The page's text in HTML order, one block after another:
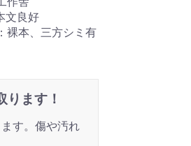
文良好
本、三方シミ有
ます！
す。傷や汚れ